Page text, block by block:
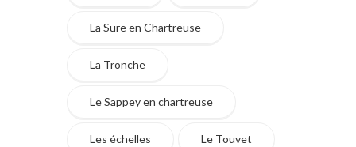
La Sure en Chartreuse
La Tronche
Le Sappey en chartreuse
Les échelles Le Touvet